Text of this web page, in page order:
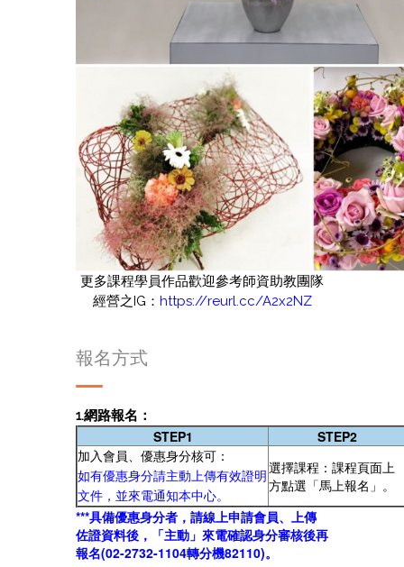
更多課程學員作品歡迎參考師資助教團隊
經營之IG： https://reurl.cc/A2x2NZ
報名方式
1.網路報名：
STEP1 STEP2
加入會員、優惠身分核可：
如有優惠身分請主動上傳有效證明
文件，並來電通知本中心。
選擇課程：課程頁面上
方點選「馬上報名」。
***具備優惠身分者，請線上申請會員、上傳
佐證資料後，「主動」來電確認身分審核後再
報名(02-2732-1104轉分機82110)。